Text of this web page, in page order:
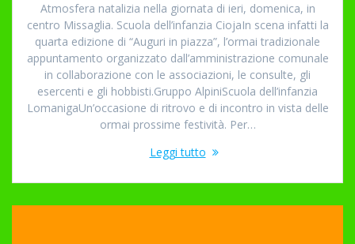
Atmosfera natalizia nella giornata di ieri, domenica, in
centro Missaglia. Scuola dell’infanzia CiojaIn scena infatti la
quarta edizione di “Auguri in piazza”, l’ormai tradizionale
appuntamento organizzato dall’amministrazione comunale
in collaborazione con le associazioni, le consulte, gli
esercenti e gli hobbisti.Gruppo AlpiniScuola dell’infanzia
LomanigaUn’occasione di ritrovo e di incontro in vista delle
ormai prossime festività. Per…
Leggi tutto